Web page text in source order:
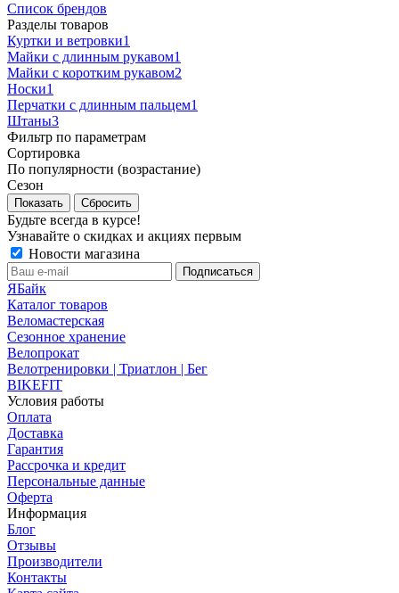
Список брендов
Разделы товаров
Куртки и ветровки1
Майки с длинным рукавом1
Майки с коротким рукавом2
Носки1
Перчатки с длинным пальцем1
Штаны3
Фильтр по параметрам
Сортировка
По популярности (возрастание)
Сезон
Сбросить
Будьте всегда в курсе!
Узнавайте о скидках и акциях первым
Новости магазина
ЯБайк
Каталог товаров
Веломастерская
Сезонное хранение
Велопрокат
Велотренировки | Триатлон | Бег
BIKEFIT
Условия работы
Оплата
Доставка
Гарантия
Рассрочка и кредит
Персональные данные
Оферта
Информация
Блог
Отзывы
Производители
Контакты